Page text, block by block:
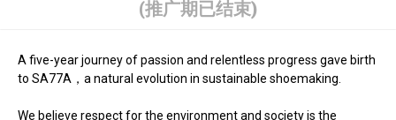
(推广期已结束)
A five-year journey of passion and relentless progress gave birth
to SA77A，a natural evolution in sustainable shoemaking.
We believe respect for the environment and society is the